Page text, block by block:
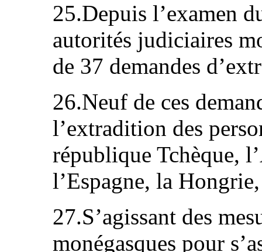
25.Depuis l’examen
autorités judiciaires
de 37 demandes
26.Neuf de ces
l’extradition des
république Tchèque,
l’Espagne, la
27.S’agissant des
monégasques pour